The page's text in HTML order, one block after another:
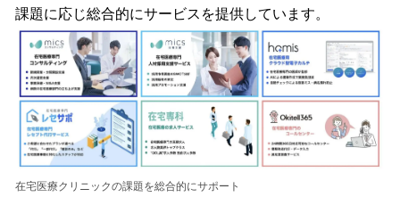
課題に応じ総合的にサービスを提供しています。
在宅医療クリニックの課題を総合的にサポート